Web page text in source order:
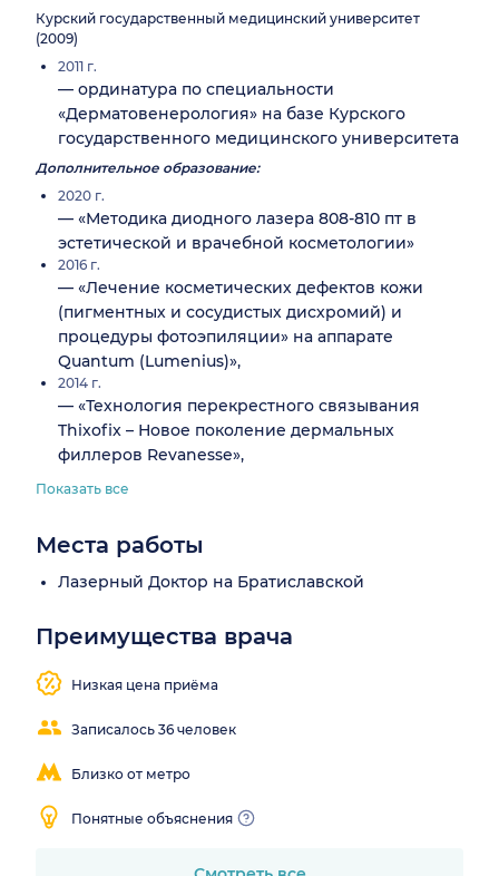
Курский государственный медицинский университет
(2009)
2011 г.
— ординатура по специальности
«Дерматовенерология» на базе Курского
государственного медицинского университета
Дополнительное образование:
2020 г.
— «Методика диодного лазера 808-810 пт в
эстетической и врачебной косметологии»
2016 г.
— «Лечение косметических дефектов кожи
(пигментных и сосудистых дисхромий) и
процедуры фотоэпиляции» на аппарате
Quantum (Lumenius)»,
2014 г.
— «Технология перекрестного связывания
Thixofix – Новое поколение дермальных
филлеров Revanesse»,
Показать все
Места работы
Лазерный Доктор на Братиславской
Преимущества врача
Низкая цена приёма
Записалось 36 человек
Близко от метро
Понятные объяснения
Помогает
сложных